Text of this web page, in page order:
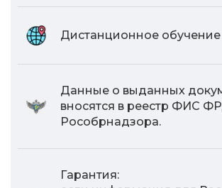
Дистанционное обучение
Данные о выданных
вносятся в реестр ФИС
Рособрнадзора.
Гарантия: